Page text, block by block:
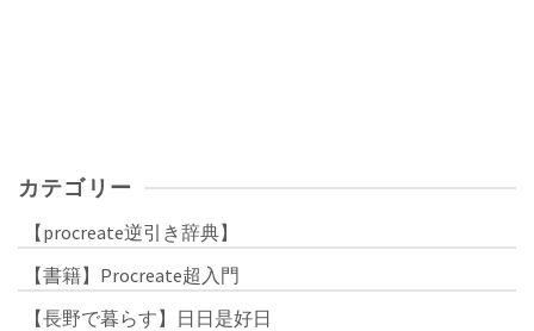
カテゴリー
【procreate逆引き辞典】
【書籍】Procreate超入門
【長野で暮らす】日日是好日